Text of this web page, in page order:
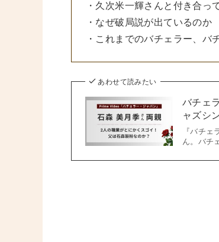
・久次米一輝さんと付き合っ
・なぜ破局説が出ているのか
・これまでのバチェラー、バ
あわせて読みたい
バチェ
ャズシ
『バチ
ん。バチ